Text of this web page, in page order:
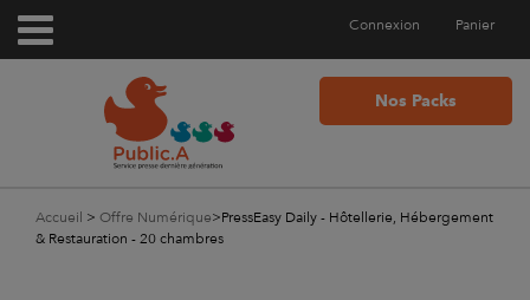
Panier
Connexion
Nos Packs
Accueil > Offre Numérique>PressEasy Daily - Hôtellerie, Hébergement
& Restauration - 20 chambres